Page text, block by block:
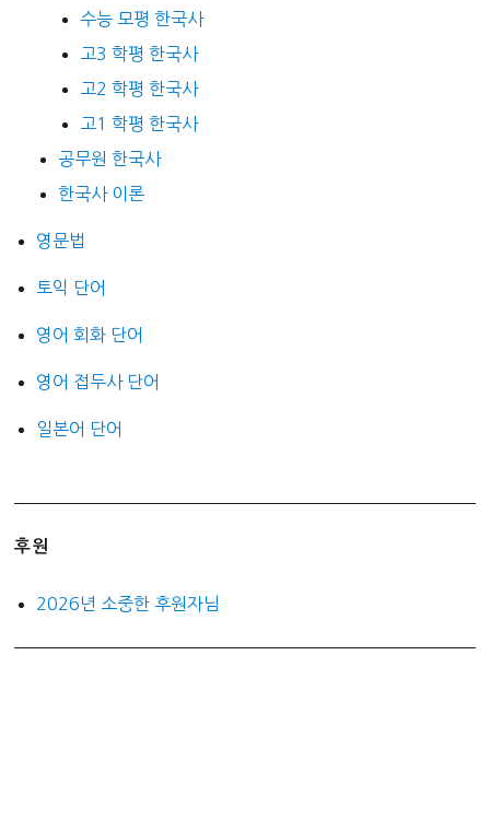
수능 모평 한국사
고3 학평 한국사
고2 학평 한국사
고1 학평 한국사
공무원 한국사
한국사 이론
영문법
토익 단어
영어 회화 단어
영어 접두사 단어
일본어 단어
후원
2026년 소중한 후원자님